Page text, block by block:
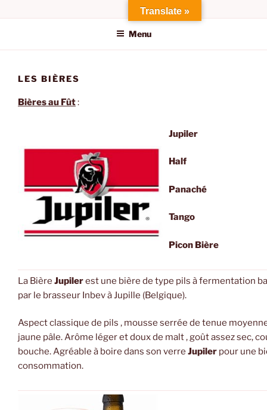
au
principal
Menu
LES BIÈRES
Bières au Fût:
Jupiler
Half
Panaché
Tango
Picon Bière
La Bière Jupilerest une bière de type pils à fermentation
par le brasseur Inbev à Jupille (Belgique).
Aspect classique de pils , mousse serrée de tenue
jaune pâle. Arôme léger et doux de malt , goût assez sec,
bouche. Agréable à boire dans son verre Jupiler pour une
consommation.
Translate »